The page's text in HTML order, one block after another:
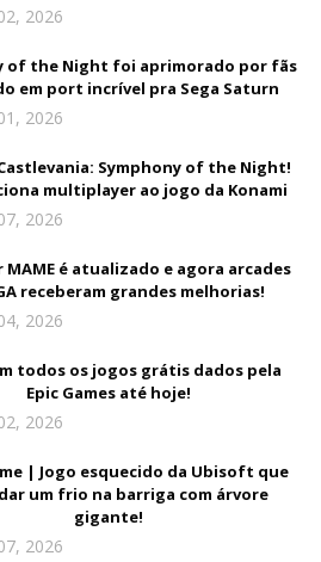
2026
of the Night foi aprimorado por fãs
em port incrível pra Sega Saturn
2026
Symphony of the Night!
multiplayer ao jogo da Konami
2026
MAME é atualizado e agora arcades
receberam grandes melhorias!
2026
todos os jogos grátis dados pela
Epic Games até hoje!
2026
| Jogo esquecido da Ubisoft que
um frio na barriga com árvore
gigante!
2026